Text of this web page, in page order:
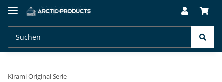
Kirami Original Serie